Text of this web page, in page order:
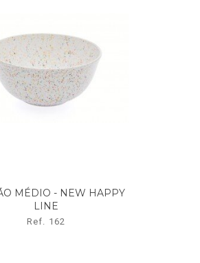
MÉDIO - NEW HAPPY
LINE
Ref. 162